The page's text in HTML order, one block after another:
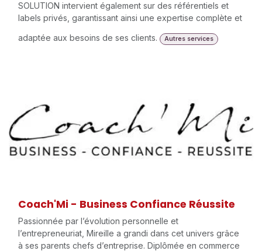
SOLUTION intervient également sur des référentiels et
labels privés, garantissant ainsi une expertise complète et
adaptée aux besoins de ses clients.
Autres services
Coach'Mi - Business Confiance Réussite
Passionnée par l’évolution personnelle et
l’entrepreneuriat, Mireille a grandi dans cet univers grâce
à ses parents chefs d’entreprise. Diplômée en commerce